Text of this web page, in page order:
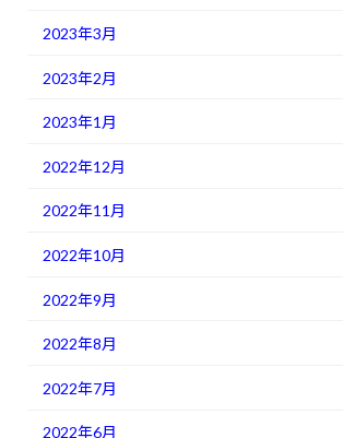
2023年3月
2023年2月
2023年1月
2022年12月
2022年11月
2022年10月
2022年9月
2022年8月
2022年7月
2022年6月